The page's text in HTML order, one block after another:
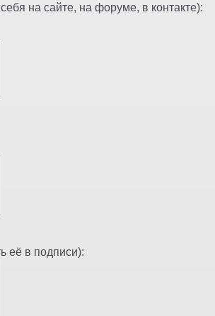
на сайте, на форуме, в контакте):
её в подписи):